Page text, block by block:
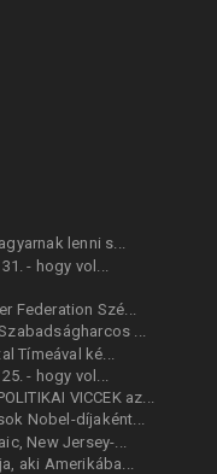
lenni s...
- hogy vol...
Federation Szé...
...
Tímeával ké...
- hogy vol...
VICCEK az...
Nobel-díjaként...
New Jersey-...
aki Amerikába...